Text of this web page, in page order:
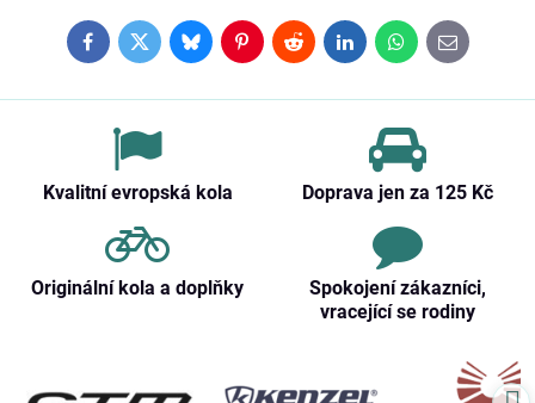
FacebookTwitterBlueskyPinterestRedditLinkedInWhatsApp
E-
mail
Kvalitní evropská kola Doprava jen za 125 Kč
Originální kola a doplňky
Spokojení zákazníci,
vracející se rodiny